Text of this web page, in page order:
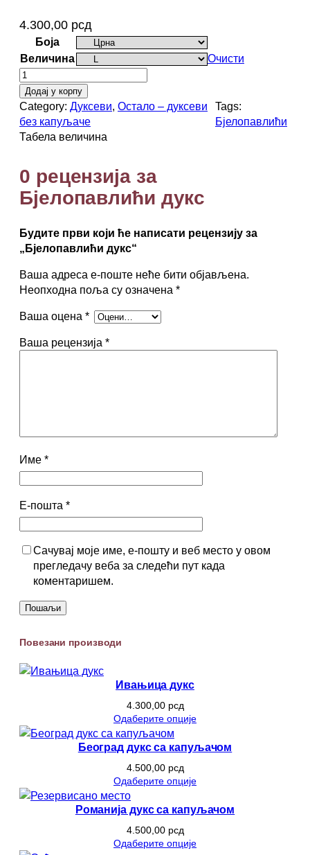
4.300,00 рсд
Боја
Величина
Очисти
Б
ј
е
л
о
в
л
ћ
и
д
у
к
к
л
Додај у корпу
Category: Дуксеви, Остало – дуксеви
без капуљаче
Tags:
Бјелопавлићи
Табела величина
0 рецензија за
Бјелопавлићи дукс
Будите први који ће написати рецензију за
„Бјелопавлићи дукс“
Ваша адреса е-поште неће бити објављена.
Неопходна поља су означена *
Ваша оцена *
Ваша рецензија *
Име *
Е-пошта *
Сачувај моје име, е-пошту и веб место у овом
прегледачу веба за следећи пут када
коментаришем.
Повезани производи
Ивањица дукс
4.300,00 рсд
Одаберите опције
Београд дукс са капуљачом
4.500,00 рсд
Одаберите опције
Романија дукс са капуљачом
4.500,00 рсд
Одаберите опције